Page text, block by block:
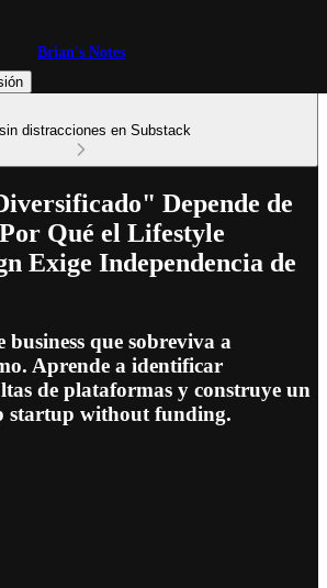
Brian's Notes
distracciones en Substack
Depende de
Qué el Lifestyle
Exige Independencia de
business que sobreviva a
Aprende a identificar
de plataformas y construye un
startup without funding.